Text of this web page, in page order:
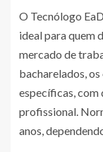
O Tecnólogo
ideal para quem
mercado de
bacharelados,
específicas,
profissional.
anos,